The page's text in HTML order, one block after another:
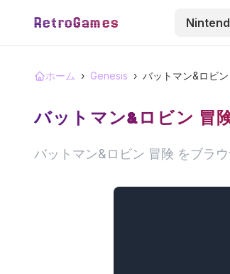
RetroGames
ホーム › Genesis › バットマン&ロビ
バットマン&ロビン 冒
バットマン&ロビン 冒険 をブラ